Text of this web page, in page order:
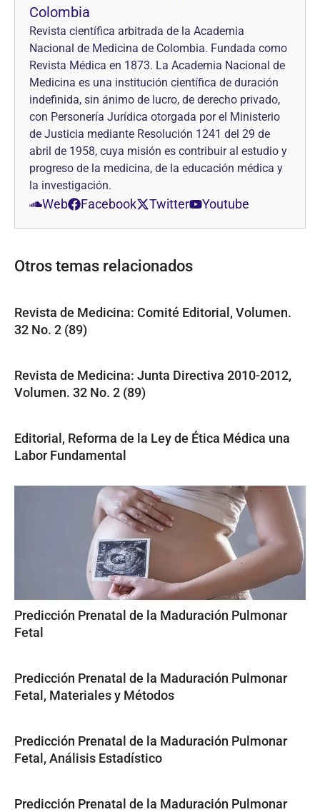
Colombia
Revista científica arbitrada de la Academia
Nacional de Medicina de Colombia. Fundada como
Revista Médica en 1873. La Academia Nacional de
Medicina es una institución científica de duración
indefinida, sin ánimo de lucro, de derecho privado,
con Personería Jurídica otorgada por el Ministerio
de Justicia mediante Resolución 1241 del 29 de
abril de 1958, cuya misión es contribuir al estudio y
progreso de la medicina, de la educación médica y
la investigación.
Web Facebook Twitter Youtube
Otros temas relacionados
Revista de Medicina: Comité Editorial, Volumen.
32 No. 2 (89)
Revista de Medicina: Junta Directiva 2010-2012,
Volumen. 32 No. 2 (89)
Editorial, Reforma de la Ley de Ética Médica una
Labor Fundamental
Predicción Prenatal de la Maduración Pulmonar
Fetal
Predicción Prenatal de la Maduración Pulmonar
Fetal, Materiales y Métodos
Predicción Prenatal de la Maduración Pulmonar
Fetal, Análisis Estadístico
Predicción Prenatal de la Maduración Pulmonar